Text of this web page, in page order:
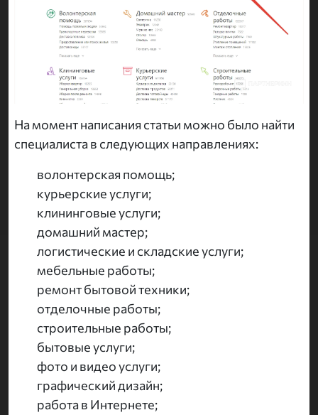
На момент написания статьи можно было найти
специалиста в следующих направлениях:
волонтерская помощь;
курьерские услуги;
клининговые услуги;
домашний мастер;
логистические и складские услуги;
мебельные работы;
ремонт бытовой техники;
отделочные работы;
строительные работы;
бытовые услуги;
фото и видео услуги;
графический дизайн;
работа в Интернете;